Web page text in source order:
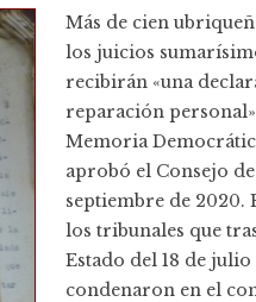
Más de cien
los juicios
recibirán «una
reparación
Memoria
aprobó el Consejo
septiembre de 2020.
los tribunales que
Estado del 18 de
condenaron en el